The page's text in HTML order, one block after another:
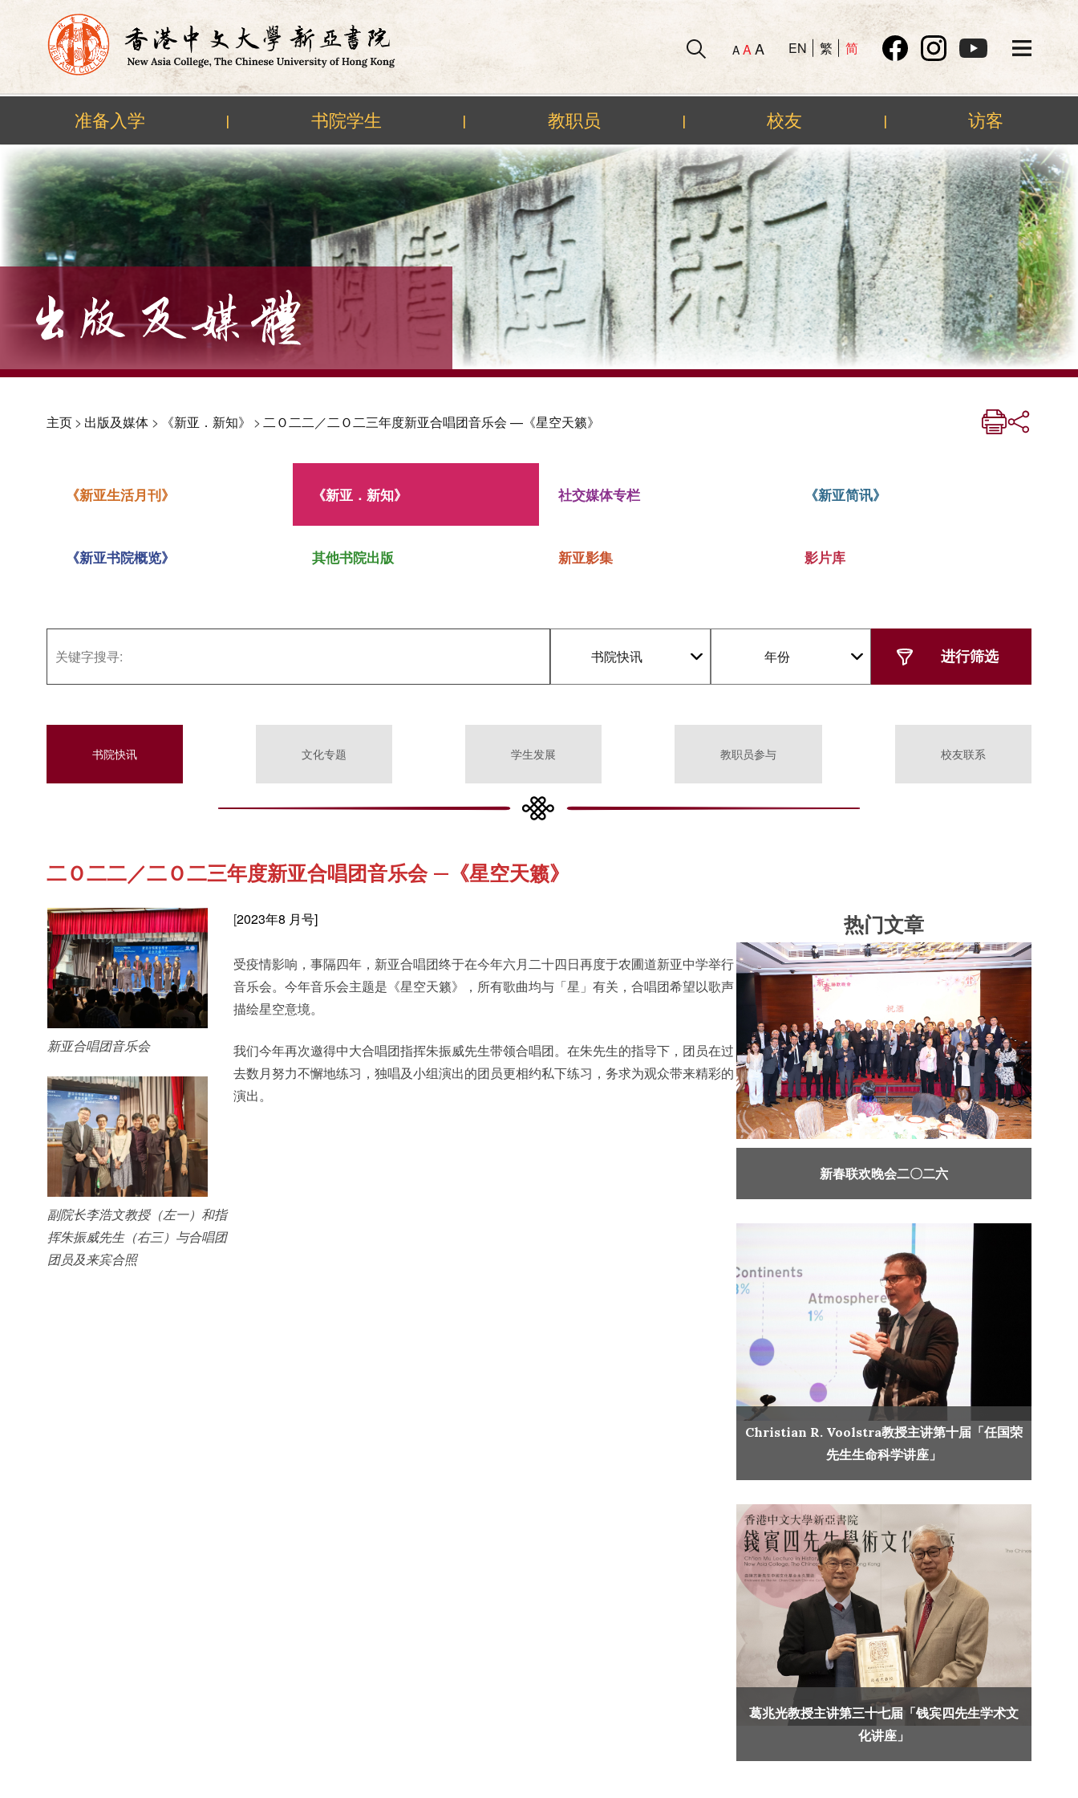
Skip
content
A AA EN 繁 简
准备入学 | 书院学生 | 教职员 | 校友 | 访客
主页> 出版及媒体 > 《新亚．新知》 > 二Ｏ二二／二Ｏ二三年度新亚合唱团音乐会 —《星空天籁》
《新亚生活月刊》 《新亚．新知》 社交媒体专栏 《新亚简讯》
《新亚书院概览》 其他书院出版 新亚影集 影片库
书院快讯 年份
书院快讯 文化专题 学生发展 教职员参与 校友联系
二Ｏ二二／二Ｏ二三年度新亚合唱团音乐会 —《星空天籁》
新亚合唱团音乐会
副院长李浩文教授（左一）和指
挥朱振威先生（右三）与合唱团
团员及来宾合照
[2023年8 月号]
受疫情影响，事隔四年，新亚合唱团终于在今年六月二十四日再度于农圃道新亚中学举行
音乐会。今年音乐会主题是《星空天籁》，所有歌曲均与「星」有关，合唱团希望以歌声
描绘星空意境。
我们今年再次邀得中大合唱团指挥朱振威先生带领合唱团。在朱先生的指导下，团员在过
去数月努力不懈地练习，独唱及小组演出的团员更相约私下练习，务求为观众带来精彩的
演出。
热门文章
新春联欢晚会二〇二六
Christian R. Voolstra教授主讲第十届「任国荣
先生生命科学讲座」
葛兆光教授主讲第三十七届「钱宾四先生学术文
化讲座」